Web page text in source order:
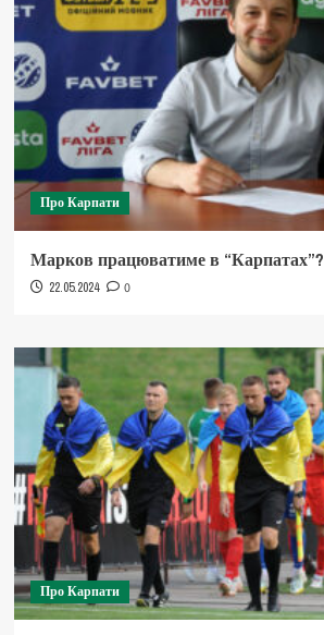
Про Карпати
Марков працюватиме в “Карпатах”?
22.05.2024 0
Про Карпати